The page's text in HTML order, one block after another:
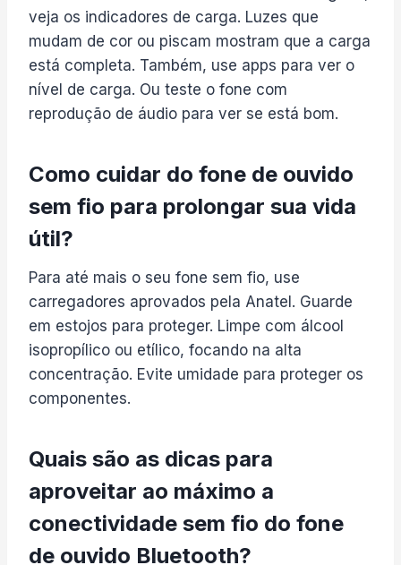
veja os indicadores de carga. Luzes que
mudam de cor ou piscam mostram que a carga
está completa. Também, use apps para ver o
nível de carga. Ou teste o fone com
reprodução de áudio para ver se está bom.
Como cuidar do fone de ouvido
sem fio para prolongar sua vida
útil?
Para até mais o seu fone sem fio, use
carregadores aprovados pela Anatel. Guarde
em estojos para proteger. Limpe com álcool
isopropílico ou etílico, focando na alta
concentração. Evite umidade para proteger os
componentes.
Quais são as dicas para
aproveitar ao máximo a
conectividade sem fio do fone
de ouvido Bluetooth?